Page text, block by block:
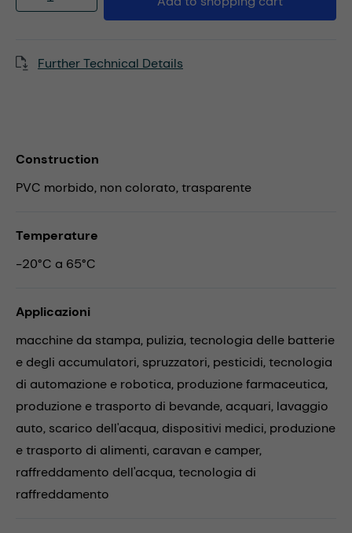
Further Technical Details
Construction
PVC morbido, non colorato, trasparente
Temperature
-20°C a 65°C
Applicazioni
macchine da stampa, pulizia,tecnologia delle batterie
e degli accumulatori, spruzzatori, pesticidi,tecnologia
di automazione e robotica, produzione farmaceutica,
produzione e trasporto di bevande, acquari, lavaggio
auto, scarico dell'acqua, dispositivi medici, produzione
e trasporto di alimenti, caravan e camper,
raffreddamento dell'acqua,tecnologia di
raffreddamento